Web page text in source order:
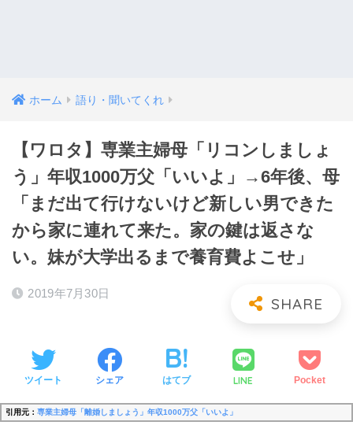
ホーム 語り・聞いてくれ
【ワロタ】専業主婦母「リコンしましょ
う」年収1000万父「いいよ」→6年後、母
「まだ出て行けないけど新しい男できた
から家に連れて来た。家の鍵は返さな
い。妹が大学出るまで養育費よこせ」
2019年7月30日
ツイート シェア はてブ LINE Pocket
引用元： 専業主婦母「離婚しましょう」年収1000万父「いいよ」